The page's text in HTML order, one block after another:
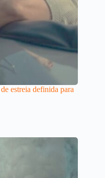
estreia definida para